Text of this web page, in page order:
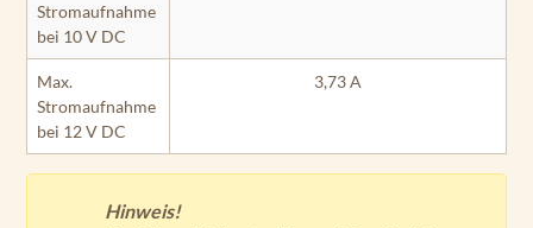
Stromaufnahme
bei 10 V DC
Max.
Stromaufnahme
bei 12 V DC
3,73 A
Hinweis!